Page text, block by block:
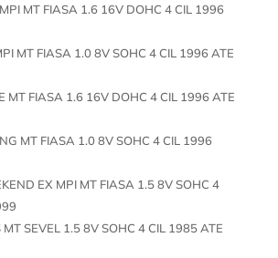
MT FIASA 1.6 16V DOHC 4 CIL 1996
MT FIASA 1.0 8V SOHC 4 CIL 1996 ATE
MT FIASA 1.6 16V DOHC 4 CIL 1996 ATE
MT FIASA 1.0 8V SOHC 4 CIL 1996
EX MPI MT FIASA 1.5 8V SOHC 4
MT SEVEL 1.5 8V SOHC 4 CIL 1985 ATE